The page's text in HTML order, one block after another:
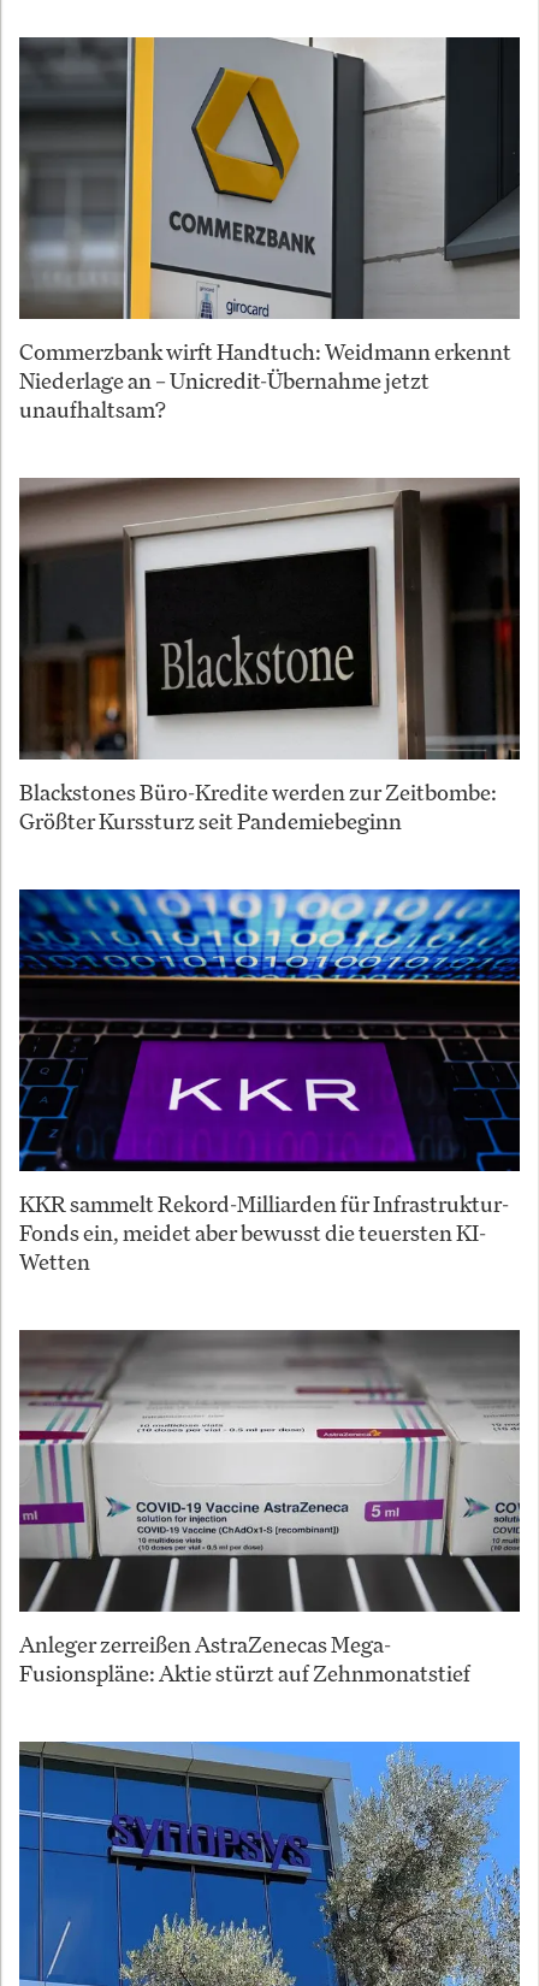
Commerzbank wirft Handtuch: Weidmann erkennt
Niederlage an – Unicredit-Übernahme jetzt
unaufhaltsam?
Blackstones Büro-Kredite werden zur Zeitbombe:
Größter Kurssturz seit Pandemiebeginn
KKR sammelt Rekord-Milliarden für Infrastruktur-
Fonds ein, meidet aber bewusst die teuersten KI-
Wetten
Anleger zerreißen AstraZenecas Mega-
Fusionspläne: Aktie stürzt auf Zehnmonatstief